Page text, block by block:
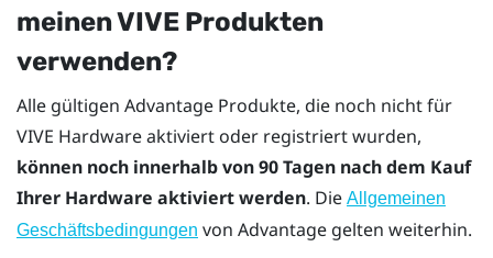
meinen VIVE Produkten
verwenden?
Alle gültigen Advantage Produkte, die noch nicht für
VIVE Hardware aktiviert oder registriert wurden,
können noch innerhalb von 90 Tagen nach dem Kauf
Ihrer Hardware aktiviert werden. Die Allgemeinen
Geschäftsbedingungen von Advantage gelten weiterhin.